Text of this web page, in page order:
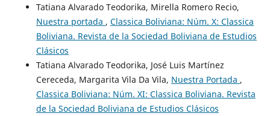
Tatiana Alvarado Teodorika, Mirella Romero Recio,
Nuestra portada , Classica Boliviana: Núm. X: Classica
Boliviana. Revista de la Sociedad Boliviana de Estudios
Clásicos
Tatiana Alvarado Teodorika, José Luis Martínez
Cereceda, Margarita Vila Da Vila, Nuestra Portada ,
Classica Boliviana: Núm. XI: Classica Boliviana. Revista
de la Sociedad Boliviana de Estudios Clásicos